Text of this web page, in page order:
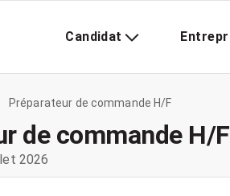
Candidat
Préparateur de commande H/F
de commande H/F
2026